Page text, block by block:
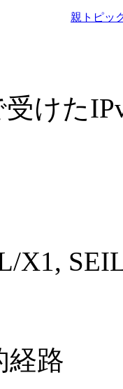
親トピッ
けた
X1,
経路